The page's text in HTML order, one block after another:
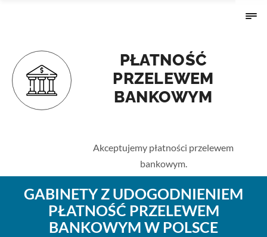
PŁATNOŚĆ
PRZELEWEM
BANKOWYM
Akceptujemy płatności przelewem
bankowym.
GABINETY Z UDOGODNIENIEM
PŁATNOŚĆ PRZELEWEM
BANKOWYM W POLSCE